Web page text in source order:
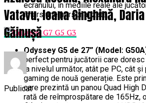
ecranului, în mediile reale ale
imersiune personalizată.
Odyssey G5 de 27” (Model:
perfect pentru jucătorii care
la nivelul următor, atât pe PC, cât
gaming de nouă generație. Este
care prezintă un panou Quad High
rată de reîmprospătare de 165Hz,
Vatavu, Ioana Ginghină,
Găinușă
Publicat